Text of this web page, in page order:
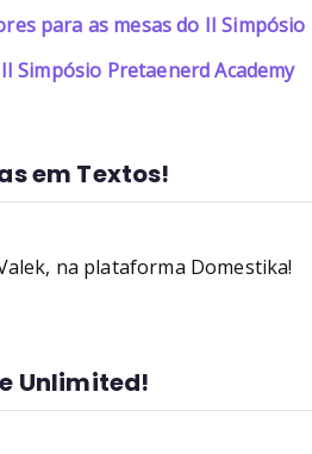
para as mesas do II
Simpósio Pretaenerd Academy
em Textos!
na plataforma Domestika!
Unlimited!